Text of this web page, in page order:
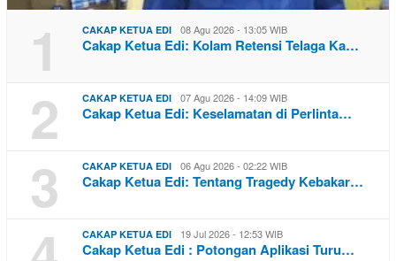
1 CAKAP KETUA EDI 08 Agu 2026 - 13:05 WIB
Cakap Ketua Edi: Kolam Retensi Telaga Ka…
2 CAKAP KETUA EDI 07 Agu 2026 - 14:09 WIB
Cakap Ketua Edi: Keselamatan di Perlinta…
3 CAKAP KETUA EDI 06 Agu 2026 - 02:22 WIB
Cakap Ketua Edi: Tentang Tragedy Kebakar…
CAKAP KETUA EDI 19 Jul 2026 - 12:53 WIB
Cakap Ketua Edi : Potongan Aplikasi Turu…